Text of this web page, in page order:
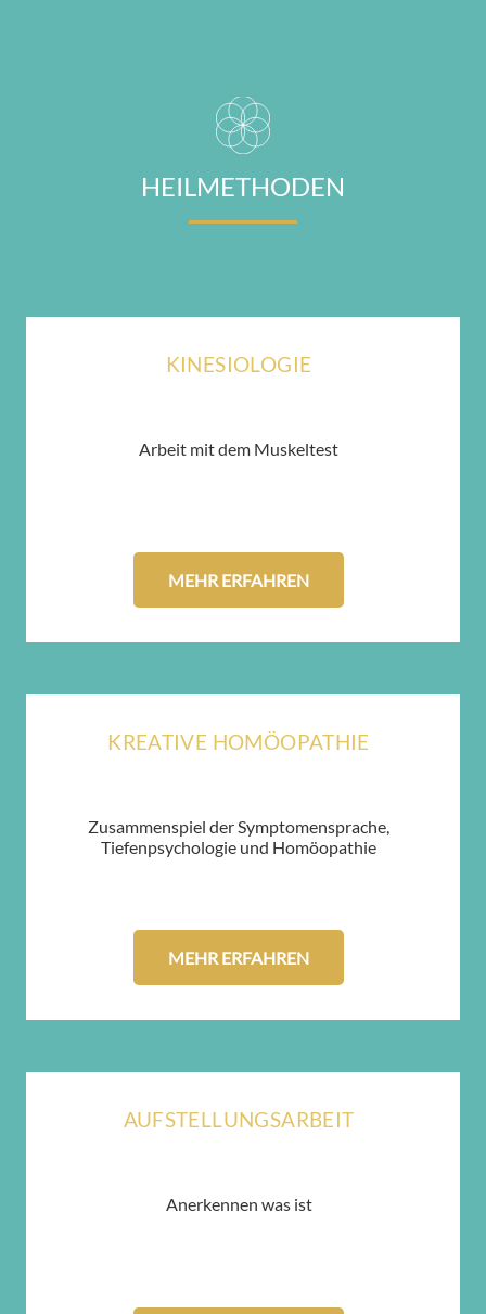
HEILMETHODEN
KINESIOLOGIE
Arbeit mit dem Muskeltest
MEHR ERFAHREN
KREATIVE HOMÖOPATHIE
Zusammenspiel der Symptomensprache,
Tiefenpsychologie und Homöopathie
MEHR ERFAHREN
AUFSTELLUNGSARBEIT
Anerkennen was ist